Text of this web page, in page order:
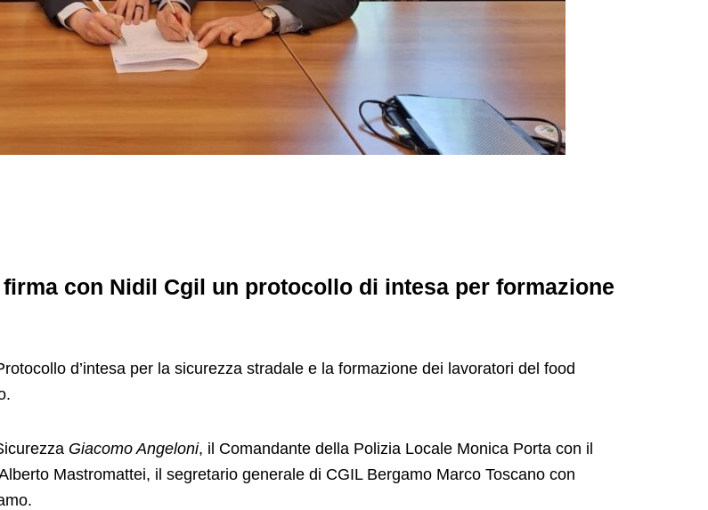
con Nidil Cgil un protocollo di intesa per formazione
d’intesa per la sicurezza stradale e la formazione dei lavoratori del food
Giacomo Angeloni, il Comandante della Polizia Locale Monica Porta con il
Mastromattei, il segretario generale di CGIL Bergamo Marco Toscano con